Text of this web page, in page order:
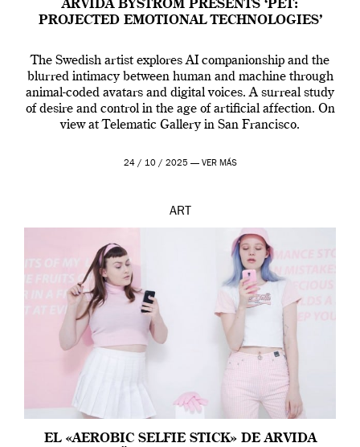
ARVIDA BYSTRÖM PRESENTS ‘PET:
PROJECTED EMOTIONAL TECHNOLOGIES’
The Swedish artist explores AI companionship and the
blurred intimacy between human and machine through
animal-coded avatars and digital voices. A surreal study
of desire and control in the age of artificial affection. On
view at Telematic Gallery in San Francisco.
24 / 10 / 2025 — VER MÁS
ART
EL «AEROBIC SELFIE STICK» DE ARVIDA